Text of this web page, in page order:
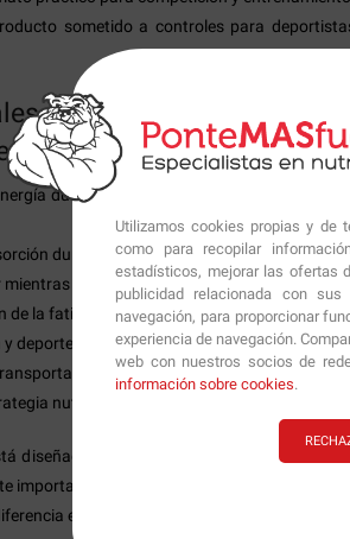
Utilizamos cookies propias y de
como para recopilar
estadísticos, mejorar las ofertas
publicidad relacionada con
navegación, para proporcionar
experiencia de navegación.
web con nuestros socios de
información sobre cookies.
sometido a controles para
de Applied
Applied Nutrition
durante entrenamientos y
durante el ejercicio.
entrenas o compites.
de la fatiga asociada al agotamiento
deportes de larga duración.
y consumir fácilmente.
nutricional durante el ejercicio.
diseñada para favorecer una digestión
importante en actividades de resistencia
en el rendimiento.